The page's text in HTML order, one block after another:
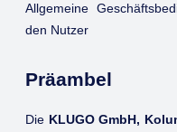
Allgemeine
den Nutzer
Präambel
Die KLUGO GmbH,